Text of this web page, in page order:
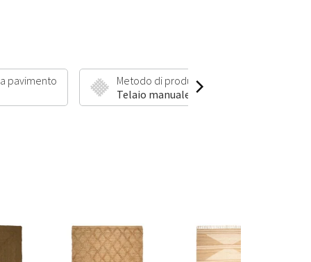
pavimento
Metodo di produzione
Telaio manuale – Intrecciato a mano